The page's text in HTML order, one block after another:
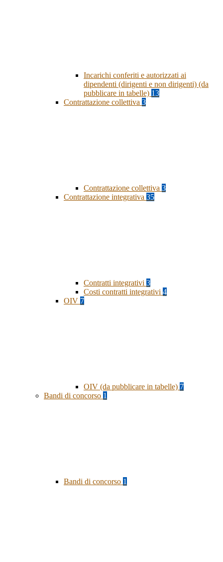
Incarichi conferiti e autorizzati ai
dipendenti (dirigenti e non dirigenti) (da
pubblicare in tabelle) 13
Contrattazione collettiva 3
Contrattazione collettiva 3
Contrattazione integrativa 35
Contratti integrativi 3
Costi contratti integrativi 4
OIV 7
OIV (da pubblicare in tabelle) 7
Bandi di concorso 1
Bandi di concorso 1